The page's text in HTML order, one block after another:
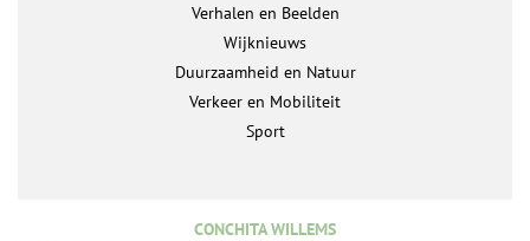
Verhalen en Beelden
Wijknieuws
Duurzaamheid en Natuur
Verkeer en Mobiliteit
Sport
CONCHITA WILLEMS